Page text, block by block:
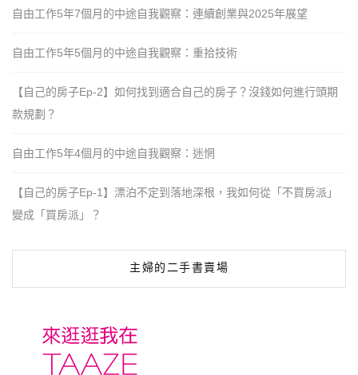
自由工作5年7個月的中途自我觀察：連續創業與2025年展望
自由工作5年5個月的中途自我觀察：重拾技術
【自己的房子Ep-2】如何找到適合自己的房子？沒錢如何進行頭期
款規劃？
自由工作5年4個月的中途自我觀察：迷惘
【自己的房子Ep-1】漂泊不定到落地深根，我如何從「不買房派」
變成「買房派」？
主婦的二手書賣場